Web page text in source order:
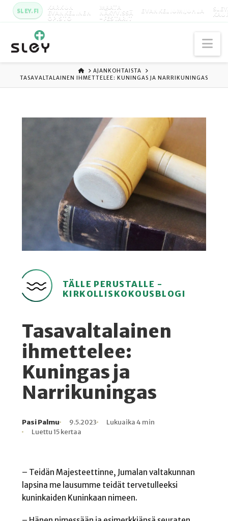
SLEY.FI KARKUN
EVANKELINEN
OPISTO
MAATA
NÄKYVISSÄ
-FESTARIT
EVANKELIUMIJUHLA
ETUSIVU
AJANKOHTAISTA
TASAVALTALAINEN IHMETTELEE: KUNINGAS JA NARRIKUNINGAS
TÄLLE PERUSTALLE -
KIRKOLLISKOKOUSBLOGI
Tasavaltalainen
ihmettelee:
Kuningas ja
Narrikuningas
Kirjoittaja
Pasi Palmu
Julkaistu
9.5.2023
Lukuaika
Lukuaika 4 min
Lukukertoja
Luettu 15 kertaa
– Teidän Majesteettinne, Jumalan valtakunnan
lapsina me lausumme teidät tervetulleeksi
kuninkaiden Kuninkaan nimeen.